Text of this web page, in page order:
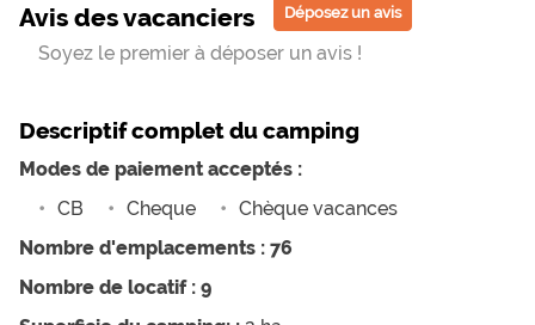
Avis des vacanciers Déposez un avis
Soyez le premier à déposer un avis !
Descriptif complet du camping
Modes de paiement acceptés :
CB
Cheque
Chèque vacances
Nombre d'emplacements : 76
Nombre de locatif : 9